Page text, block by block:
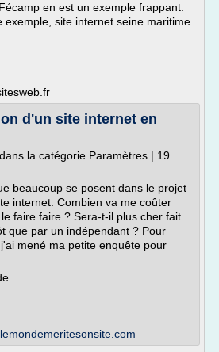
en est un exemple frappant.
exemple, site internet seine maritime
d'un site internet en
la catégorie Paramètres | 19
beaucoup se posent dans le projet
internet. Combien va me coûter
faire faire ? Sera-t-il plus cher fait
que par un indépendant ? Pour
mené ma petite enquête pour